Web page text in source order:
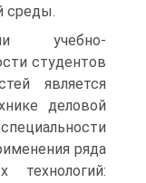
среды.
учебно-
студентов
является
деловой
ряда
технологий: